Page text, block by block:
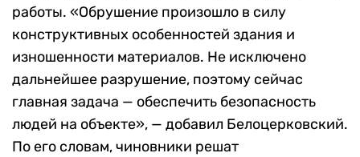
работы. «Обрушение произошло в силу
конструктивных особенностей здания и
изношенности материалов. Не исключено
дальнейшее разрушение, поэтому сейчас
главная задача — обеспечить безопасность
людей на объекте», — добавил Белоцерковский.
По его словам, чиновники решат